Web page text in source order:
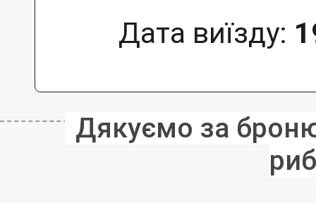
Дата виїзду:
Дякуємо за